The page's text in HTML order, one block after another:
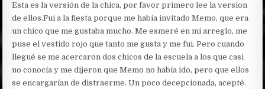
DE
LA
FIESTA
(VERSION
DE
ELLA)
Esta es la versión de la chica, por favor primero lee la version
de ellos.Fui a la fiesta porque me había invitado Memo, que era
un chico que me gustaba mucho. Me esmeré en mi arreglo, me
puse el vestido rojo que tanto me gusta y me fui. Pero cuando
llegué se me acercaron dos chicos de la escuela a los que casi
no conocía y me dijeron que Memo no había ido, pero que ellos
se encargarían de distraerme. Un poco decepcionada, acepté.